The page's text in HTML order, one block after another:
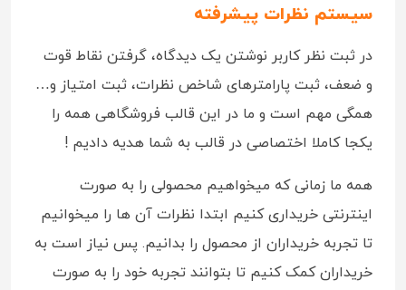
سیستم نظرات پیشرفته
در ثبت نظر کاربر نوشتن یک دیدگاه، گرفتن نقاط قوت
و ضعف، ثبت پارامترهای شاخص نظرات، ثبت امتیاز و…
همگی مهم است و ما در این قالب فروشگاهی همه را
یکجا کاملا اختصاصی در قالب به شما هدیه دادیم !
همه ما زمانی که میخواهیم محصولی را به صورت
اینترنتی خریداری کنیم ابتدا نظرات آن ها را میخوانیم
تا تجربه خریداران از محصول را بدانیم. پس نیاز است به
خریداران کمک کنیم تا بتوانند تجربه خود را به صورت